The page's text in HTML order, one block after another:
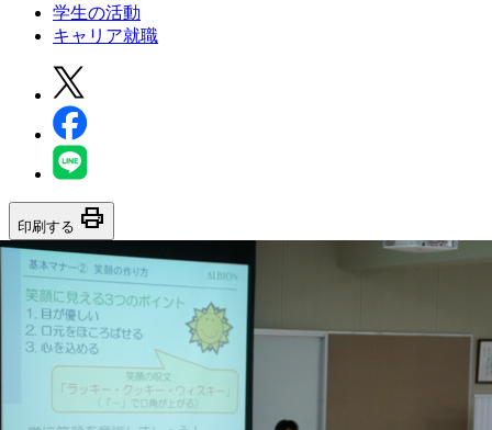
学生の活動
キャリア就職
印刷する print